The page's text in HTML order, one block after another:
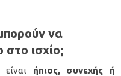
να
ισχίο;
ήπιος, συνεχής ή